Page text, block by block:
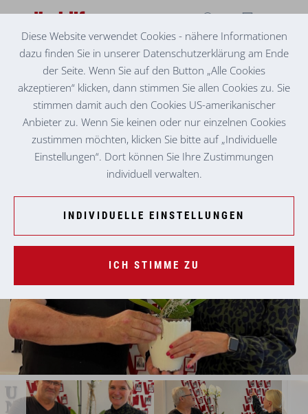
SENIORENZENTRUM GRAZ-EGGENBERG
WOHLVERDIENTER RUHESTAND
Über 25 Jahre war er der „Mann für alle Fälle“! Mit dieser
Zusammenfassung verabschiedete sich gestern der
langjährige Haustechniker, Brandschutzbeauftragte und
Sicherheitsvertrauensmann Edwin Dollinger in seine mehr
als wohlverdiente Pension.
Diese Website verwendet Cookies - nähere Informationen
dazu finden Sie in unserer Datenschutzerklärung am Ende
der Seite. Wenn Sie auf den Button „Alle Cookies
akzeptieren“ klicken, dann stimmen Sie allen Cookies zu. Sie
stimmen damit auch den Cookies US-amerikanischer
Anbieter zu. Wenn Sie keinen oder nur einzelnen Cookies
zustimmen möchten, klicken Sie bitte auf „Individuelle
Einstellungen“. Dort können Sie Ihre Zustimmungen
individuell verwalten.
INDIVIDUELLE EINSTELLUNGEN
ICH STIMME ZU